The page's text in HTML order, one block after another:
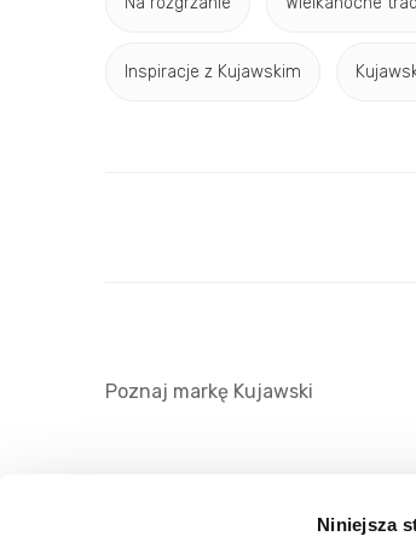
Niniejsza
Inspiracje z Kujawskim
Poznaj markę Kujawski